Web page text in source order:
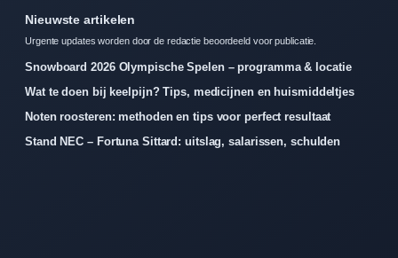
Nieuwste artikelen
Urgente updates worden door de redactie beoordeeld voor publicatie.
Snowboard 2026 Olympische Spelen – programma & locatie
Wat te doen bij keelpijn? Tips, medicijnen en huismiddeltjes
Noten roosteren: methoden en tips voor perfect resultaat
Stand NEC – Fortuna Sittard: uitslag, salarissen, schulden